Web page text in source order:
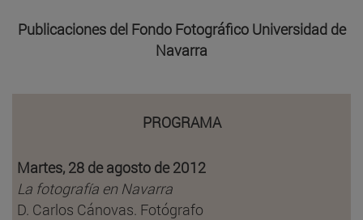
Publicaciones del Fondo Fotográfico Universidad de
Navarra
PROGRAMA
Martes, 28 de agosto de 2012
La fotografía en Navarra
D. Carlos Cánovas. Fotógrafo